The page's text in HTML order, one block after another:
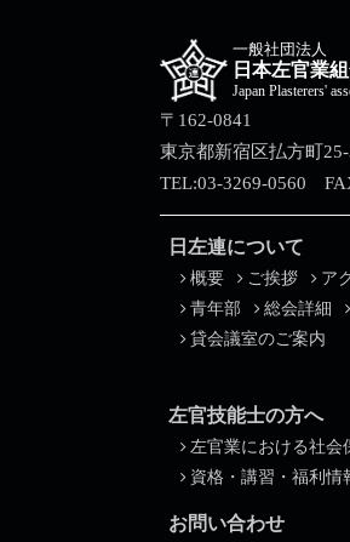
一般社団法人
日本左官業
Japan Plasterers'
〒162-0841
東京都新宿区払方町
TEL:03-3269-0560
日左連について
概要 ご挨拶 ア
青年部
総会詳細
貸会議室のご案内
左官技能士の方へ
左官業における社会
資格・講習・福利情
お問い合わせ